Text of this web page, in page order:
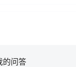
的问答